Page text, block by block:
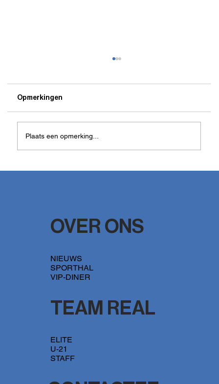
FT Antwerpen geeft REAL ELMOS les in
Opmerkingen
Plaats een opmerking...
TEAM REAL
ELITE
U-21
STAFF
OVER ONS
NIEUWS
SPORTHAL
VIP-DINER